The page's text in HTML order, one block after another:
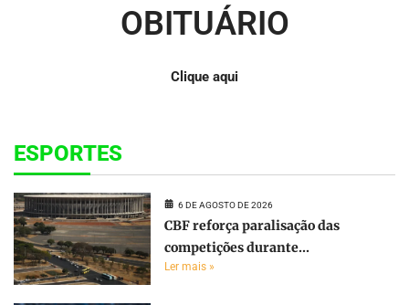
OBITUÁRIO
Clique aqui
ESPORTES
6 DE AGOSTO DE 2026
CBF reforça paralisação das
competições durante...
Ler mais »